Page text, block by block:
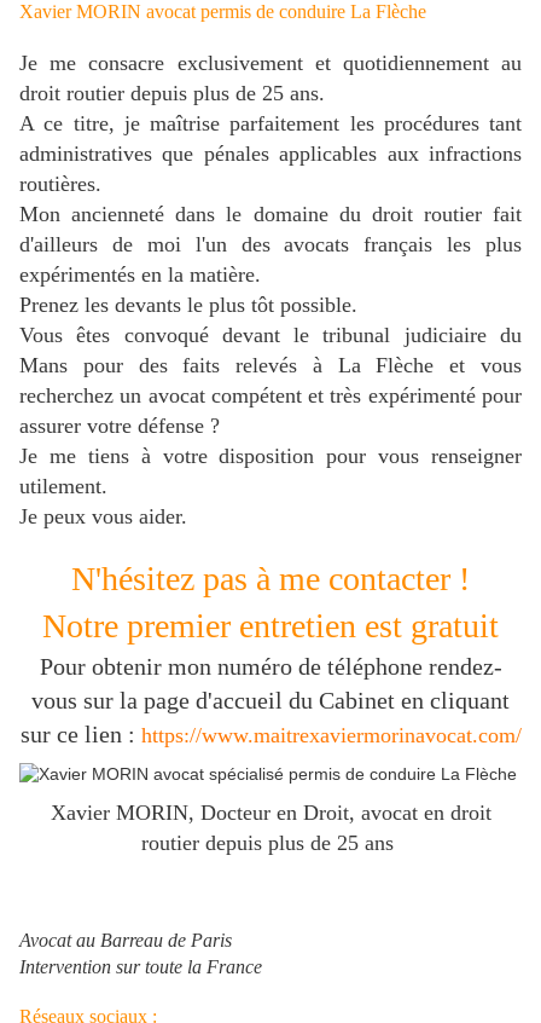
Xavier MORIN avocat permis de conduire La Flèche
Je me consacre exclusivement et quotidiennement au
droit routier depuis plus de 25 ans.
A ce titre, je maîtrise parfaitement les procédures tant
administratives que pénales applicables aux infractions
routières.
Mon ancienneté dans le domaine du droit routier fait
d'ailleurs de moi l'un des avocats français les plus
expérimentés en la matière.
Prenez les devants le plus tôt possible.
Vous êtes convoqué devant le tribunal judiciaire du
Mans pour des faits relevés à La Flècheet vous
recherchez un avocat compétent et très expérimenté pour
assurer votre défense ?
Je me tiens à votre disposition pour vous renseigner
utilement.
Je peux vous aider.
N'hésitez pas à me contacter !
Notre premier entretien est gratuit
Pour obtenir mon numéro de téléphone rendez-
vous sur la page d'accueil du Cabinet en cliquant
sur ce lien : https://www.maitrexaviermorinavocat.com/
Xavier MORIN, Docteur en Droit, avocat en droit
routier depuis plus de 25 ans
Avocat au Barreau de Paris
Intervention sur toute la France
Réseaux sociaux :